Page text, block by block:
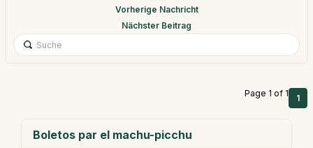
Vorherige Nachricht
Nächster Beitrag
Page 1 of 1 1
Boletos par el machu-picchu